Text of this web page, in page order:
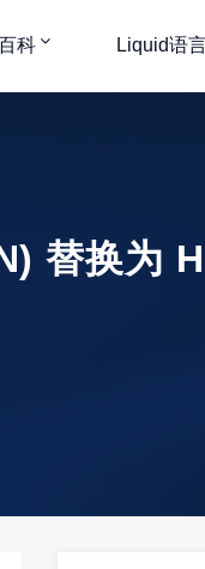
科 Liquid语
替换为